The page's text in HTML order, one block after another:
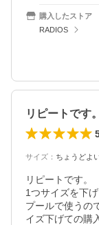
購入したストア
RADIOS
サイズ ： ちょうどよ
リピートです。
1つサイズを下
プールで使うの
イズ下げての購